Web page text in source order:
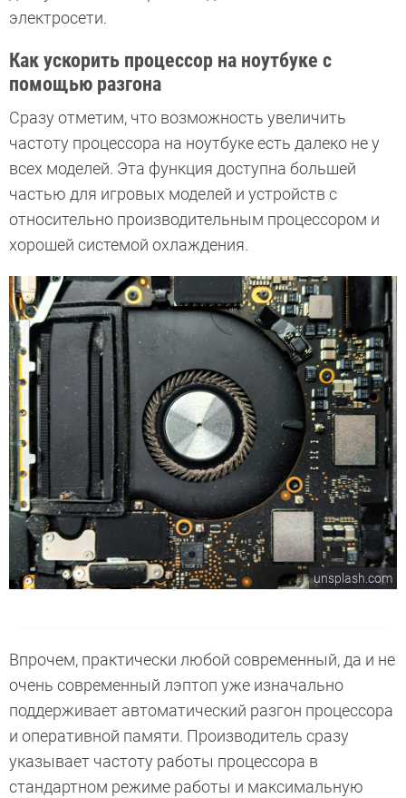
электросети.
Как ускорить процессор на ноутбуке с
помощью разгона
Сразу отметим, что возможность увеличить
частоту процессора на ноутбуке есть далеко не у
всех моделей. Эта функция доступна большей
частью для игровых моделей и устройств с
относительно производительным процессором и
хорошей системой охлаждения.
unsplash.com
Впрочем, практически любой современный, да и не
очень современный лэптоп уже изначально
поддерживает автоматический разгон процессора
и оперативной памяти. Производитель сразу
указывает частоту работы процессора в
стандартном режиме работы и максимальную